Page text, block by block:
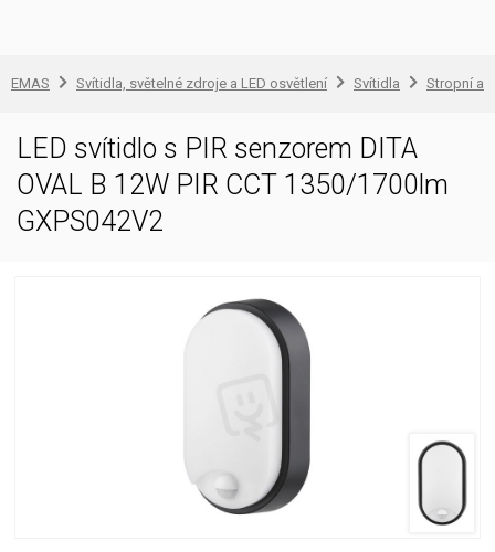
EMAS Svítidla, světelné zdroje a LED osvětlení Svítidla Stropní a
LED svítidlo s PIR senzorem DITA
OVAL B 12W PIR CCT 1350/1700lm
GXPS042V2